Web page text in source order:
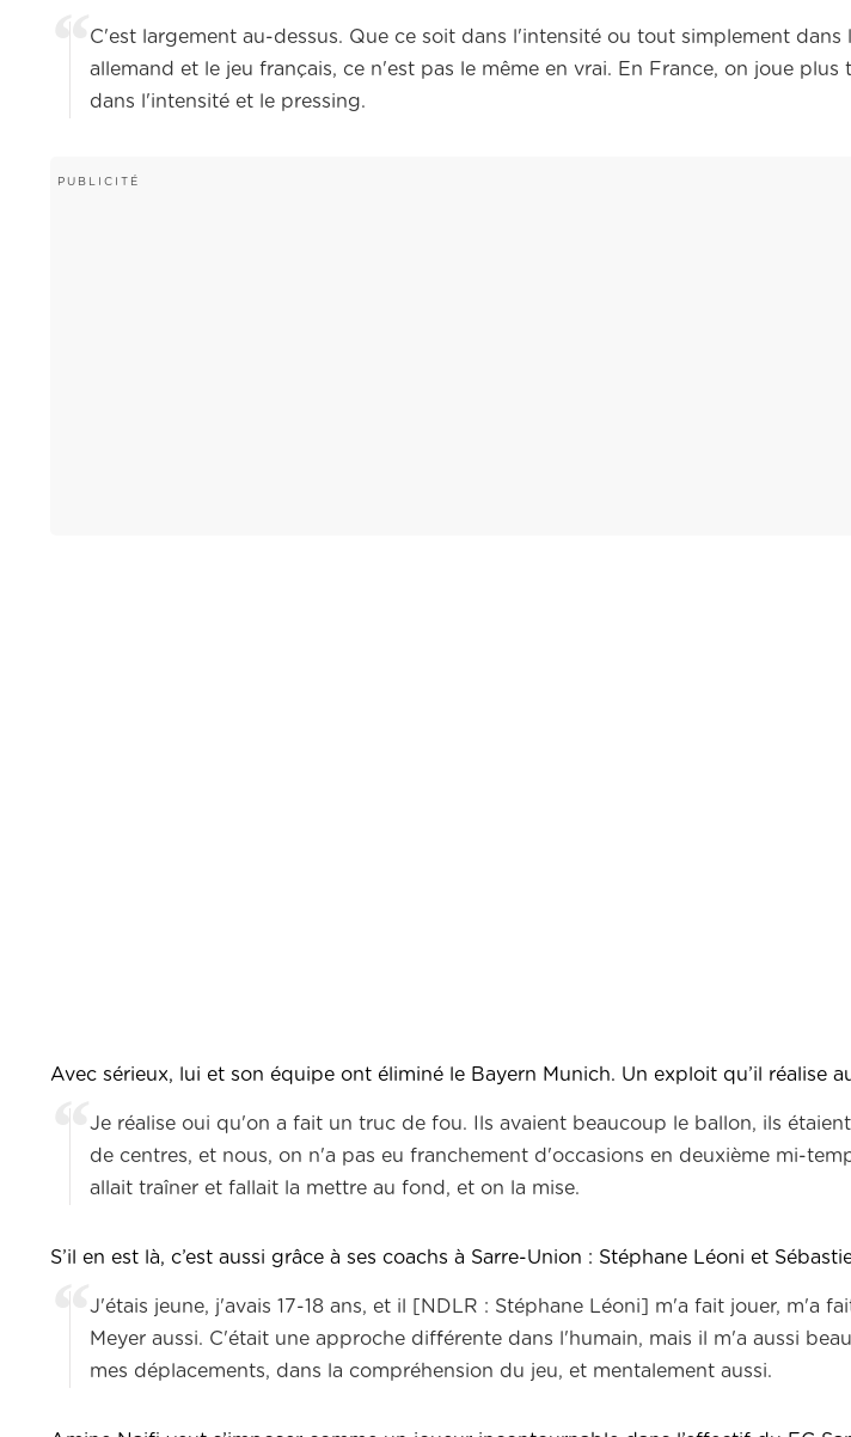
C'est largement au-dessus. Que ce soit dans l'intensité ou tout simplement dans
allemand et le jeu français, ce n'est pas le même en vrai. En France, on joue
dans l'intensité et le pressing.
Avec sérieux, lui et son équipe ont éliminé le Bayern Munich. Un exploit qu’il réalise
Je réalise oui qu'on a fait un truc de fou. Ils avaient beaucoup le ballon, ils
de centres, et nous, on n'a pas eu franchement d'occasions en deuxième mi-
allait traîner et fallait la mettre au fond, et on la mise.
S’il en est là, c’est aussi grâce à ses coachs à Sarre-Union : Stéphane Léoni et
J'étais jeune, j'avais 17-18 ans, et il [NDLR : Stéphane Léoni] m'a fait jouer, m'a
Meyer aussi. C'était une approche différente dans l'humain, mais il m'a aussi
mes déplacements, dans la compréhension du jeu, et mentalement aussi.